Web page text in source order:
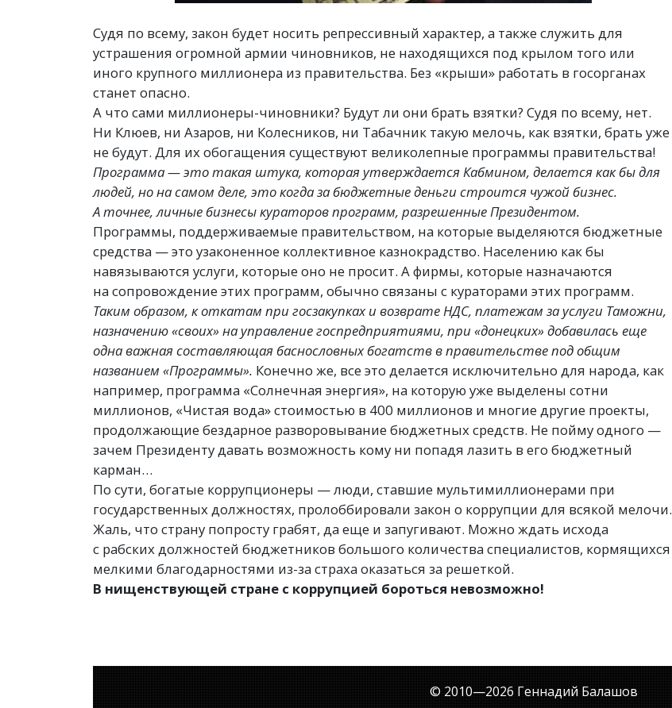
Судя по всему, закон будет носить репрессивный характер, а также служить для
устрашения огромной армии чиновников, не находящихся под крылом того или
иного крупного миллионера из правительства. Без «крыши» работать в госорганах
станет опасно.
А что сами миллионеры-чиновники? Будут ли они брать взятки? Судя по всему, нет.
Ни Клюев, ни Азаров, ни Колесников, ни Табачник такую мелочь, как взятки, брать уже
не будут. Для их обогащения существуют великолепные программы правительства!
Программа — это такая штука, которая утверждается Кабмином, делается как бы для
людей, но на самом деле, это когда за бюджетные деньги строится чужой бизнес.
А точнее, личные бизнесы кураторов программ, разрешенные Президентом.
Программы, поддерживаемые правительством, на которые выделяются бюджетные
средства — это узаконенное коллективное казнокрадство. Населению как бы
навязываются услуги, которые оно не просит. А фирмы, которые назначаются
на сопровождение этих программ, обычно связаны с кураторами этих программ.
Таким образом, к откатам при госзакупках и возврате НДС, платежам за услуги Таможни,
назначению«своих» на управление госпредприятиями, при «донецких» добавилась еще
одна важная составляющая баснословных богатств в правительстве под общим
названием «Программы». Конечно же, все это делается исключительно для народа, как
например, программа «Солнечная энергия», на которую уже выделены сотни
миллионов, «Чистая вода» стоимостью в 400 миллионов и многие другие проекты,
продолжающие бездарное разворовывание бюджетных средств. Не пойму одного —
зачем Президенту давать возможность кому ни попадя лазить в его бюджетный
карман…
По сути, богатые коррупционеры — люди, ставшие мультимиллионерами при
государственных должностях, пролоббировали закон о коррупции для всякой мелочи.
Жаль, что страну попросту грабят, да еще и запугивают. Можно ждать исхода
с рабских должностей бюджетников большого количества специалистов, кормящихся
мелкими благодарностями из-за страха оказаться за решеткой.
В нищенствующей стране с коррупцией бороться невозможно!
© 2010—2026Геннадий Балашов